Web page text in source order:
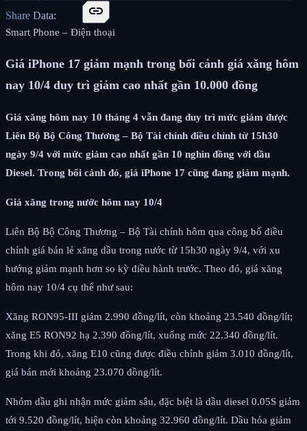
Share Data:
link
Smart Phone – Điện thoại
Giá iPhone 17 giảm mạnh trong bối cảnh giá xăng hôm
nay 10/4 duy trì giảm cao nhất gần 10.000 đồng
Giá xăng hôm nay 10 tháng 4 vẫn đang duy trì mức giảm được
Liên Bộ Bộ Công Thương – Bộ Tài chính điều chỉnh từ 15h30
ngày 9/4 với mức giảm cao nhất gần 10 nghìn đồng với dầu
Diesel. Trong bối cảnh đó, giá iPhone 17 cũng đang giảm mạnh.
Giá xăng trong nước hôm nay 10/4
Liên Bộ Bộ Công Thương – Bộ Tài chính hôm qua công bố điều
chỉnh giá bán lẻ xăng dầu trong nước từ 15h30 ngày 9/4, với xu
hướng giảm mạnh hơn so kỳ điều hành trước. Theo đó, giá xăng
hôm nay 10/4 cụ thể như sau:
Xăng RON95-III giảm 2.990 đồng/lít, còn khoảng 23.540 đồng/lít;
xăng E5 RON92 hạ 2.390 đồng/lít, xuống mức 22.340 đồng/lít.
Trong khi đó, xăng E10 cũng được điều chỉnh giảm 3.010 đồng/lít,
giá bán mới khoảng 23.070 đồng/lít.
Nhóm dầu ghi nhận mức giảm sâu, đặc biệt là dầu diesel 0.05S giảm
tới 9.520 đồng/lít, hiện còn khoảng 32.960 đồng/lít. Dầu hỏa giảm